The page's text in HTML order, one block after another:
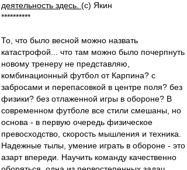
деятельность здесь. (с) Якин
**********
То, что было весной можно назвать
катастрофой... что там можно было почерпнуть
новому тренеру не представляю,
комбинационный футбол от Карпина? с
забросами и перепасовкой в центре поля? без
физики? без отлаженной игры в обороне? В
современном футболе все стили смешаны, но
основа - в первую очередь физическое
превосходство, скорость мышления и техника.
Надежные тылы, умение играть в обороне - это
азарт впереди. Научить команду качественно